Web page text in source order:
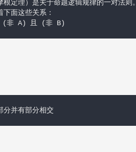
定理）是关于命题逻辑规律的一对法则。
面这些关系：
(非 A) 且 (非 B)
分并有部分相交